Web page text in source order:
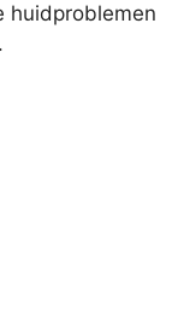
huidproblemen